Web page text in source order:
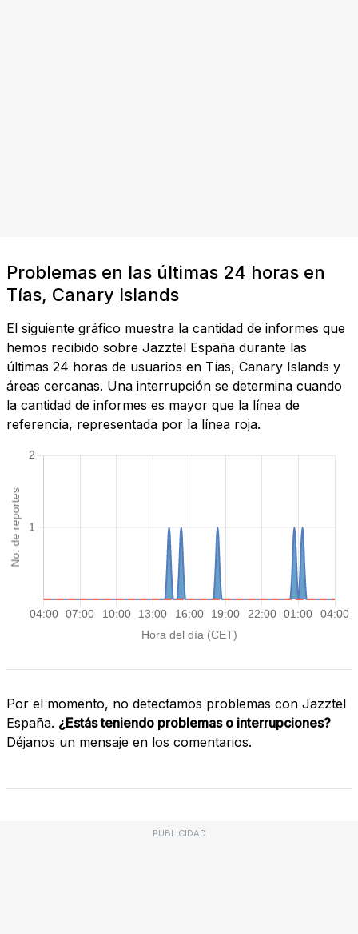
Problemas en las últimas 24 horas en
Tías, Canary Islands
El siguiente gráfico muestra la cantidad de informes que
hemos recibido sobre Jazztel España durante las
últimas 24 horas de usuarios en Tías, Canary Islands y
áreas cercanas. Una interrupción se determina cuando
la cantidad de informes es mayor que la línea de
referencia, representada por la línea roja.
Por el momento, no detectamos problemas con Jazztel
España. ¿Estás teniendo problemas o interrupciones?
Déjanos un mensaje en los comentarios.
PUBLICIDAD